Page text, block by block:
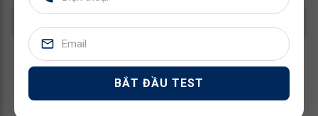
TRỢ LÝ CÔNG NGHỆ - ỨNG DỤNG AI (BUSINESS
ANALYST)
BẮT ĐẦU TEST